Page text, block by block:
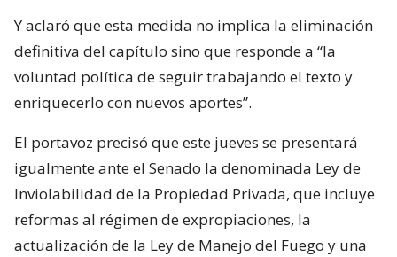
Y aclaró que esta medida no implica la eliminación
definitiva del capítulo sino que responde a “la
voluntad política de seguir trabajando el texto y
enriquecerlo con nuevos aportes”.
El portavoz precisó que este jueves se presentará
igualmente ante el Senado la denominada Ley de
Inviolabilidad de la Propiedad Privada, que incluye
reformas al régimen de expropiaciones, la
actualización de la Ley de Manejo del Fuego y una